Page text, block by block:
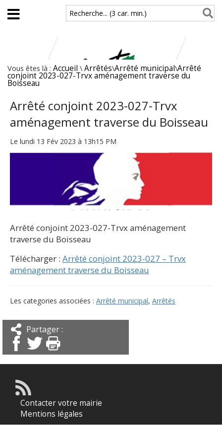
Aller au contenu principal
Recherche... (3 car. min.)
Vous êtes là : Accueil \ Arrêtés\Arrêté municipal\Arrêté
conjoint 2023-027-Trvx aménagement traverse du
Boisseau
Arrêté conjoint 2023-027-Trvx
aménagement traverse du Boisseau
Le lundi 13 Fév 2023 à 13h15 PM
Arrêté conjoint 2023-027-Trvx aménagement
traverse du Boisseau
Télécharger : Arrêté conjoint 2023-027 – Trvx
aménagement traverse du Boisseau
Les categories associées : Arrêté municipal, Arrêtés
Partager :
Contacter votre mairie
Mentions légales